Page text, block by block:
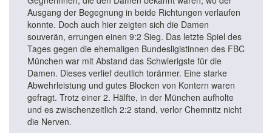
Ausgang der Begegnung in beide Richtungen verlaufen
konnte. Doch auch hier zeigten sich die Damen
souverän, errungen einen 9:2 Sieg. Das letzte Spiel des
Tages gegen die ehemaligen Bundesligistinnen des FBC
München war mit Abstand das Schwierigste für die
Damen. Dieses verlief deutlich torärmer. Eine starke
Abwehrleistung und gutes Blocken von Kontern waren
gefragt. Trotz einer 2. Hälfte, in der München aufholte
und es zwischenzeitlich 2:2 stand, verlor Chemnitz nicht
die Nerven.